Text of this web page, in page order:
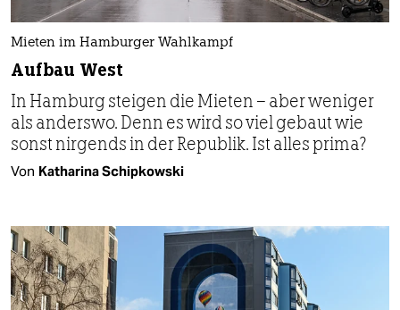
Mieten im Hamburger Wahlkampf
Aufbau West
In Hamburg steigen die Mieten – aber weniger
als anderswo. Denn es wird so viel gebaut wie
sonst nirgends in der Republik. Ist alles prima?
Von Katharina Schipkowski